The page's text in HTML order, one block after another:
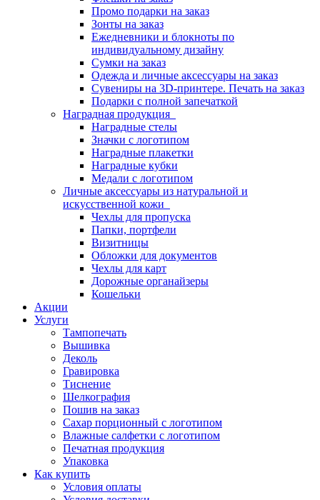
Промо подарки на заказ
Зонты на заказ
Ежедневники и блокноты по
индивидуальному дизайну
Сумки на заказ
Одежда и личные аксессуары на заказ
Сувениры на 3D-принтере. Печать на заказ
Подарки с полной запечаткой
Наградная продукция
Наградные стелы
Значки с логотипом
Наградные плакетки
Наградные кубки
Медали с логотипом
Личные аксессуары из натуральной и
искусственной кожи
Чехлы для пропуска
Папки, портфели
Визитницы
Обложки для документов
Чехлы для карт
Дорожные органайзеры
Кошельки
Акции
Услуги
Тампопечать
Вышивка
Деколь
Гравировка
Тиснение
Шелкография
Пошив на заказ
Сахар порционный с логотипом
Влажные салфетки с логотипом
Печатная продукция
Упаковка
Как купить
Условия оплаты